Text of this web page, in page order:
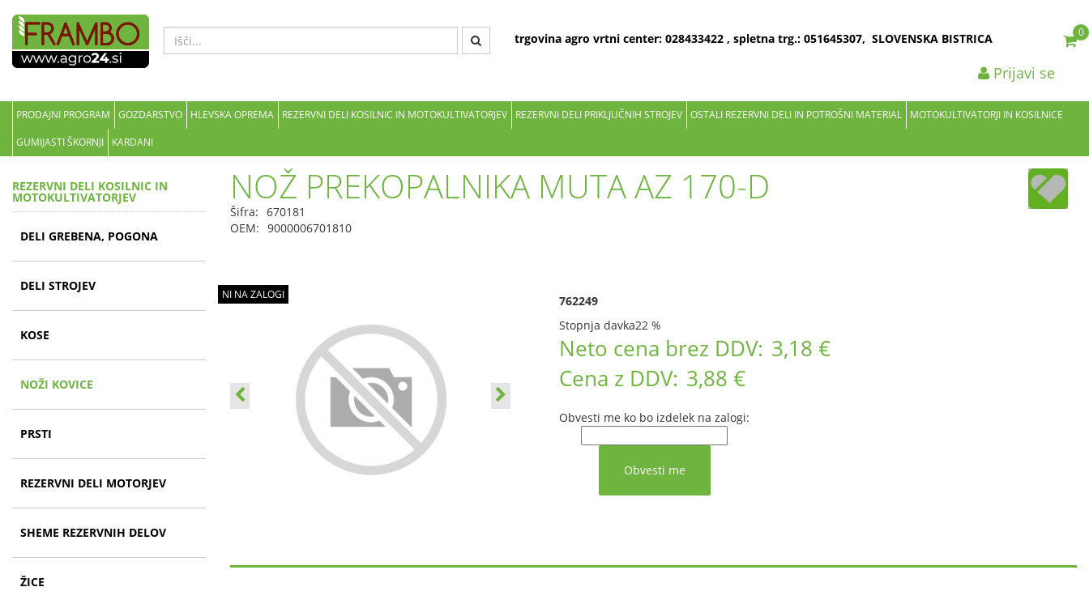
trgovina agro vrtni center: 028433422 , spletna trg.: 051645307, SLOVENSKA BISTRICA 0
Prijavi se
PRODAJNI PROGRAM GOZDARSTVO HLEVSKA OPREMA REZERVNI DELI KOSILNIC IN MOTOKULTIVATORJEV REZERVNI DELI PRIKLJUČNIH STROJEV OSTALI REZERVNI DELI IN POTROŠNI MATERIAL
MOTOKULTIVATORJI IN KOSILNICE
GUMIJASTI ŠKORNJI
KARDANI
REZERVNI DELI KOSILNIC IN
MOTOKULTIVATORJEV
DELI GREBENA, POGONA
DELI STROJEV
KOSE
NOŽI KOVICE
PRSTI
REZERVNI DELI MOTORJEV
SHEME REZERVNIH DELOV
ŽICE
NOŽ PREKOPALNIKA MUTA AZ 170-D
Šifra: 670181
OEM: 9000006701810
NI NA ZALOGI
762249
Stopnja davka22 %
Neto cena brez DDV: 3,18 €
Cena z DDV: 3,88 €
Obvesti me ko bo izdelek na zalogi: